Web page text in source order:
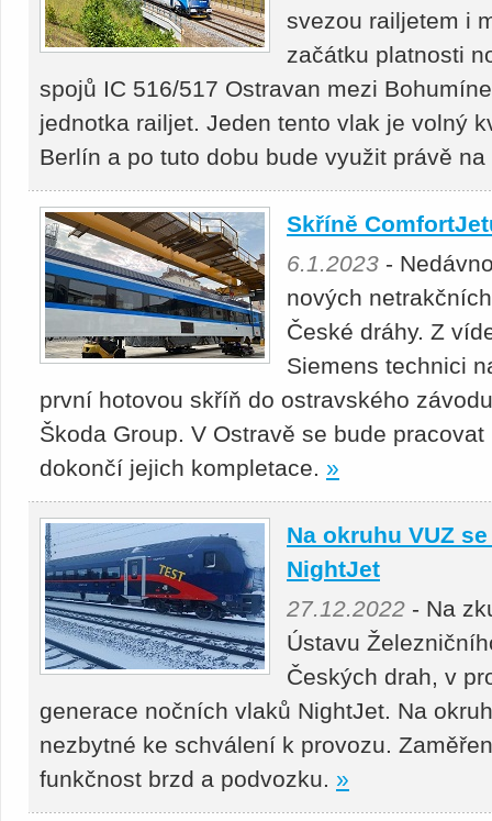
svezou railjetem i
začátku platnosti
spojů IC 516/517 Ostravan mezi
jednotka railjet. Jeden tento vlak je volný
Berlín a po tuto dobu bude využit právě
Skříně
6.1.2023 -
nových
České dráhy. Z
Siemens technici
první hotovou skříň do ostravského
Škoda Group. V Ostravě se bude
dokončí jejich kompletace. »
Na okruhu VUZ
NightJet
27.12.2022 - Na
Ústavu
Českých drah, v
generace nočních vlaků NightJet. Na
nezbytné ke schválení k provozu.
funkčnost brzd a podvozku. »